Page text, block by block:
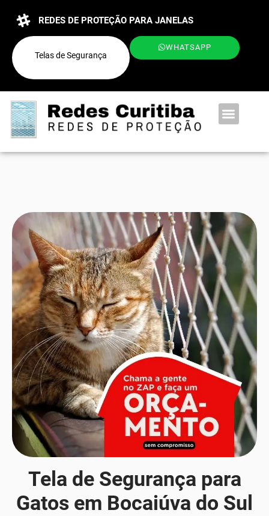
REDES DE PROTEÇÃO PARA JANELAS
Telas de Segurança
WHATSAPP
Tela de Segurança para
Gatos em Bocaiúva do Sul